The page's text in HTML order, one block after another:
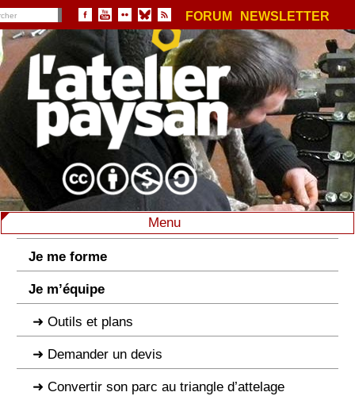
FORUM NEWSLETTER
Menu
Je me forme
Je m’équipe
Outils et plans
Demander un devis
Convertir son parc au triangle d’attelage